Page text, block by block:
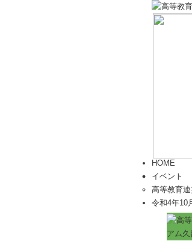
HOME
イベント
高等教育
令和4年10